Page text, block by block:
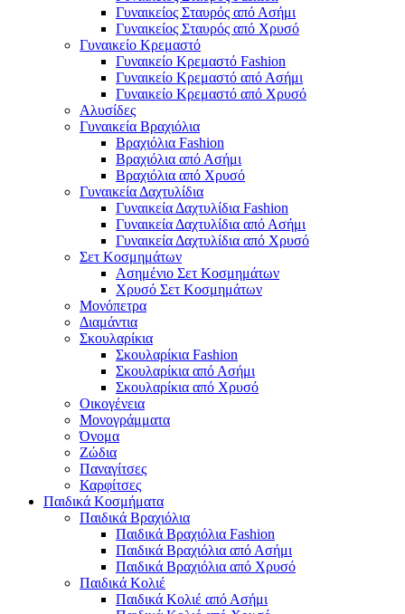
Γυναικείος Σταυρός από Ασήμι
Γυναικείος Σταυρός από Χρυσό
Γυναικείο Κρεμαστό
Γυναικείο Κρεμαστό Fashion
Γυναικείο Κρεμαστό από Ασήμι
Γυναικείο Κρεμαστό από Χρυσό
Αλυσίδες
Γυναικεία Βραχιόλια
Βραχιόλια Fashion
Βραχιόλια από Ασήμι
Βραχιόλια από Χρυσό
Γυναικεία Δαχτυλίδια
Γυναικεία Δαχτυλίδια Fashion
Γυναικεία Δαχτυλίδια από Ασήμι
Γυναικεία Δαχτυλίδια από Χρυσό
Σετ Κοσμημάτων
Ασημένιο Σετ Κοσμημάτων
Χρυσό Σετ Κοσμημάτων
Μονόπετρα
Διαμάντια
Σκουλαρίκια
Σκουλαρίκια Fashion
Σκουλαρίκια από Ασήμι
Σκουλαρίκια από Χρυσό
Οικογένεια
Μονογράμματα
Όνομα
Ζώδια
Παναγίτσες
Καρφίτσες
Παιδικά Κοσμήματα
Παιδικά Βραχιόλια
Παιδικά Βραχιόλια Fashion
Παιδικά Βραχιόλια από Ασήμι
Παιδικά Βραχιόλια από Χρυσό
Παιδικά Κολιέ
Παιδικά Κολιέ από Ασήμι